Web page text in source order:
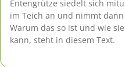
Entengrütze siedelt sich
im Teich an und nimmt
Warum das so ist und wie
kann, steht in diesem Text.